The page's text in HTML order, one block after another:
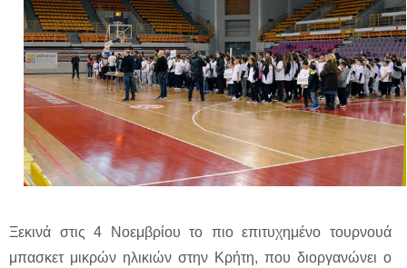
Ξεκινά στις 4 Νοεμβρίου το πιο επιτυχημένο τουρνουά
μπασκετ μικρών ηλικιών στην Κρήτη, που διοργανώνει ο